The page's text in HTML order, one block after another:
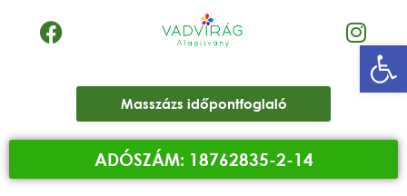
Masszázs időpontfoglaló
ADÓSZÁM: 18762835-2-14